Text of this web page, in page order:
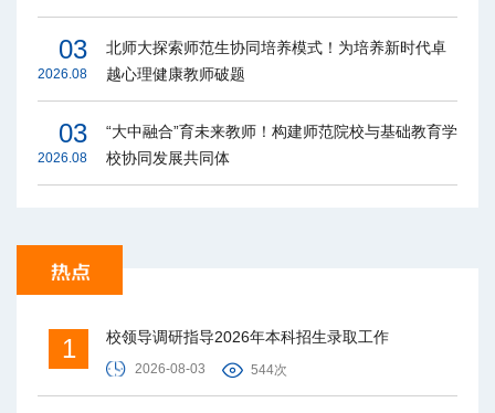
03
2026.08
北师大探索师范生协同培养模式！为培养新时代卓
越心理健康教师破题
03
2026.08
“大中融合”育未来教师！构建师范院校与基础教育学
校协同发展共同体
1 校领导调研指导2026年本科招生录取工作
2026-08-03 544次